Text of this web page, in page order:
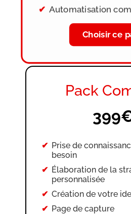
Automatisation
du tunnel
Adaptation mobile
Définition de la
Intégration du
sur votre page de
Intégration du
Modification
site
Choisir ce
Pack
Prise de
besoin
Élaboration de la
personnalisée
Création de votre
Page de capture